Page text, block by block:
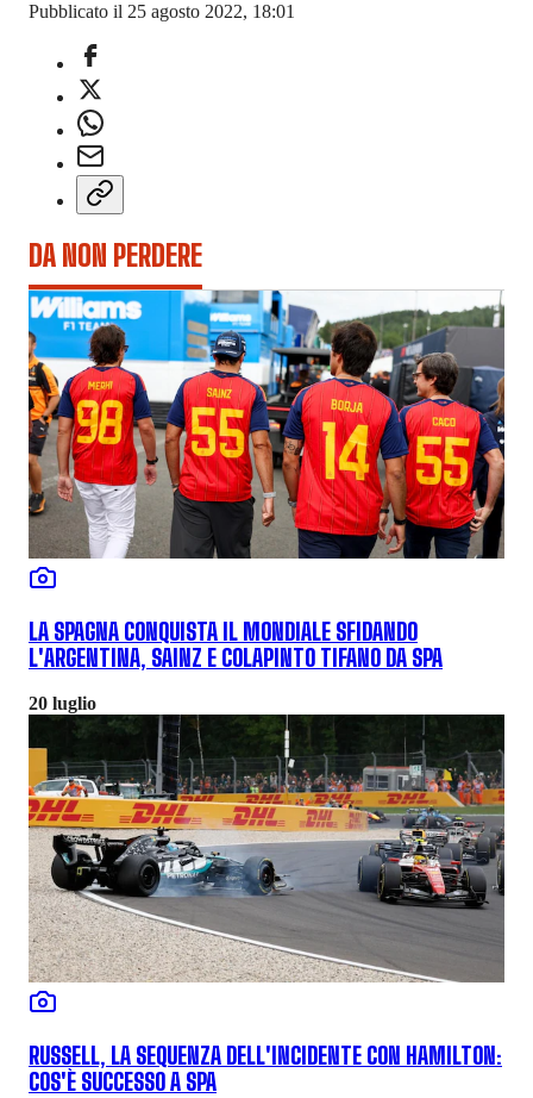
Pubblicato il 25 agosto 2022, 18:01
DA NON PERDERE
LA SPAGNA CONQUISTA IL MONDIALE SFIDANDO
L'ARGENTINA, SAINZ E COLAPINTO TIFANO DA SPA
20 luglio
RUSSELL, LA SEQUENZA DELL'INCIDENTE CON HAMILTON:
COS'È SUCCESSO A SPA